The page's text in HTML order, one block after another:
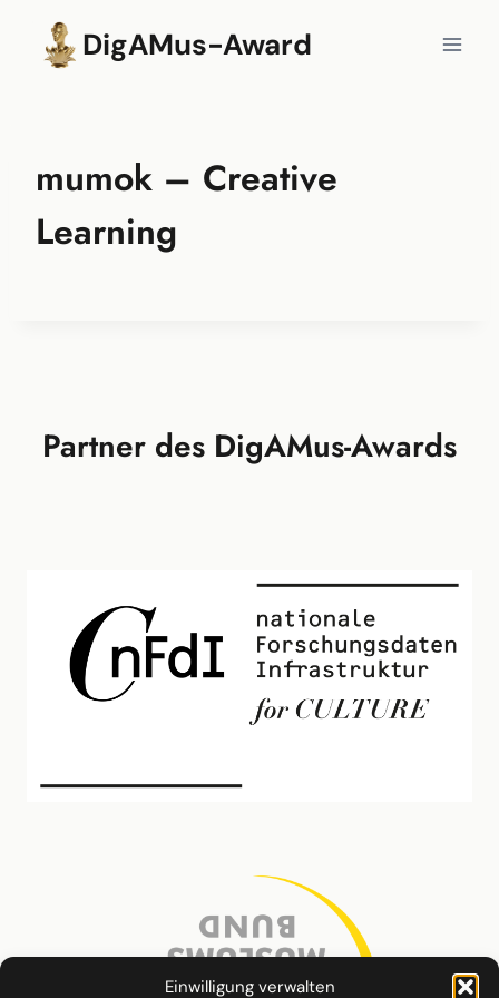
Einwilligung verwalten
springen
DigAMus-Award
mumok – Creative
Learning
Partner des DigAMus-Awards